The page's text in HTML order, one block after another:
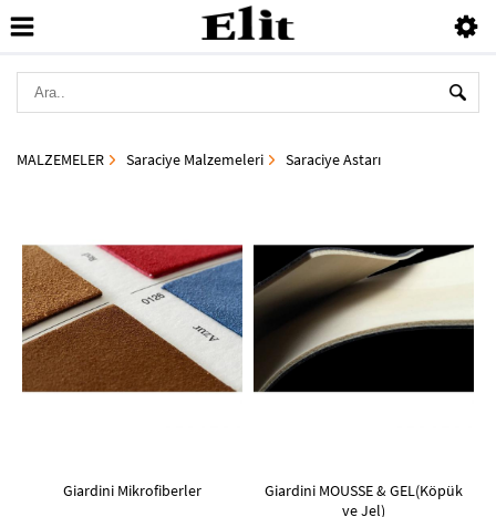
MALZEMELER Saraciye Malzemeleri Saraciye Astarı
Giardini Mikrofiberler
Giardini MOUSSE & GEL(Köpük
ve Jel)